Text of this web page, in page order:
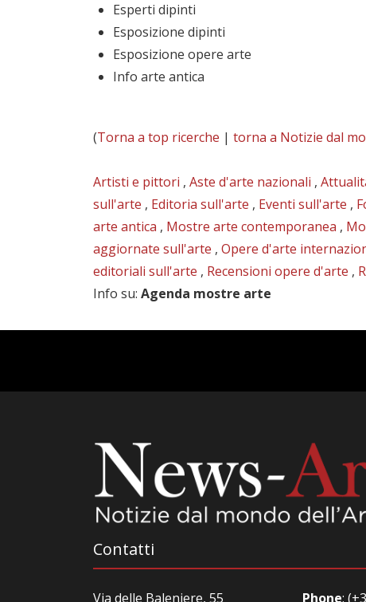
Esperti dipinti
Esposizione dipinti
Esposizione opere arte
Info arte antica
(Torna a top ricerche | torna a Notizie dal
Artisti e pittori , Aste d'arte nazionali ,
sull'arte , Editoria sull'arte , Eventi sull'arte ,
arte antica , Mostre arte contemporanea ,
aggiornate sull'arte , Opere d'arte
editoriali sull'arte , Recensioni opere d'arte ,
Info su: Agenda mostre arte
Contatti
Via delle Baleniere, 55 Phone: